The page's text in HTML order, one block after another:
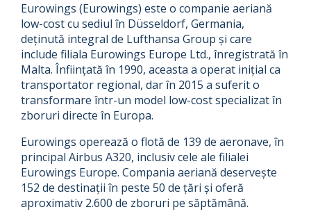
Eurowings (Eurowings) este o companie aeriană
low-cost cu sediul în Düsseldorf, Germania,
deținută integral de Lufthansa Group și care
include filiala Eurowings Europe Ltd., înregistrată în
Malta. Înființată în 1990, aceasta a operat inițial ca
transportator regional, dar în 2015 a suferit o
transformare într-un model low-cost specializat în
zboruri directe în Europa.
Eurowings operează o flotă de 139 de aeronave, în
principal Airbus A320, inclusiv cele ale filialei
Eurowings Europe. Compania aeriană deservește
152 de destinații în peste 50 de țări și oferă
aproximativ 2.600 de zboruri pe săptămână.